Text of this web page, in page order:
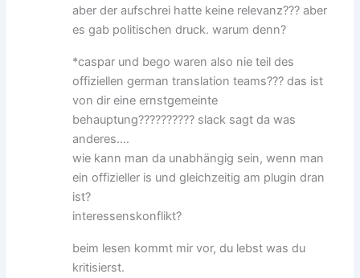
aber der aufschrei hatte keine relevanz??? aber
es gab politischen druck. warum denn?
*caspar und bego waren also nie teil des
offiziellen german translation teams??? das ist
von dir eine ernstgemeinte
behauptung?????????? slack sagt da was
anderes….
wie kann man da unabhängig sein, wenn man
ein offizieller is und gleichzeitig am plugin dran
ist?
interessenskonflikt?
beim lesen kommt mir vor, du lebst was du
kritisierst.